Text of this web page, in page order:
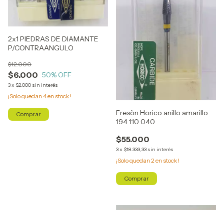
2x1 PIEDRAS DE DIAMANTE
P/CONTRAANGULO
$6.000
$12.000
50% OFF
3x $2.000 sin interés
¡Solo quedan 4en stock!
Fresòn Horico anillo amarillo
194 110 040
$55.000
3x $18.333,33 sin interés
¡Solo quedan 2en stock!